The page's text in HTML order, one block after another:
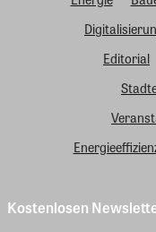
Editorial
Kostenlosen